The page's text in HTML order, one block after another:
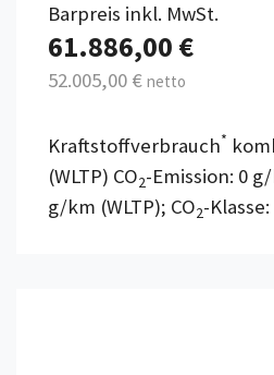
Barpreis inkl. MwSt.
61.886,00 €
52.005,00 € netto
Kraftstoffverbrauch*
(WLTP) CO2-Emission: 0
g/km (WLTP); CO2-Klasse: